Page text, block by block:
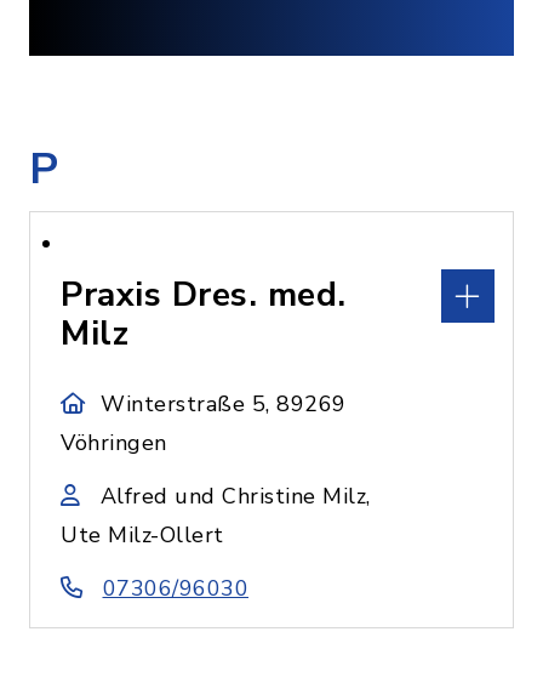
P
Praxis Dres. med.
Milz
Winterstraße 5, 89269
Vöhringen
Alfred und Christine Milz,
Ute Milz-Ollert
07306/96030